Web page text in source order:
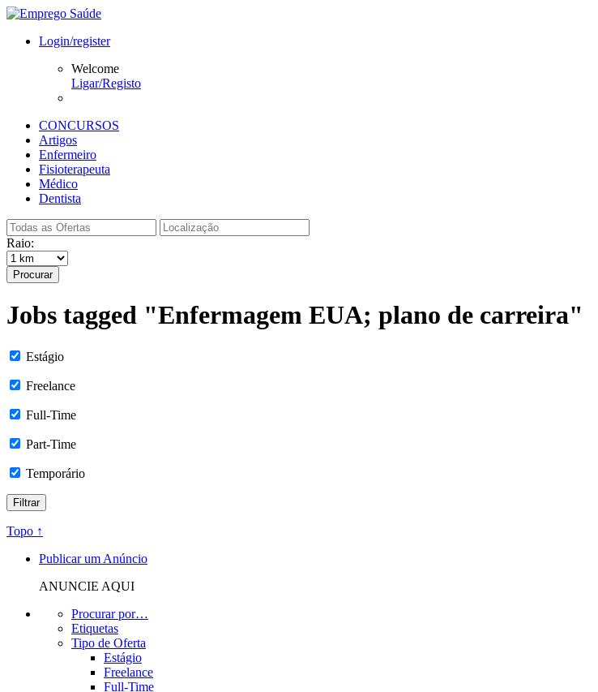
Login/register
Welcome
Ligar/Registo
CONCURSOS
Artigos
Enfermeiro
Fisioterapeuta
Médico
Dentista
Raio:
Procurar
Jobs tagged "Enfermagem EUA; plano de carreira"
Estágio
Freelance
Full-Time
Part-Time
Temporário
Topo ↑
Publicar um Anúncio
ANUNCIE AQUI
Procurar por…
Etiquetas
Tipo de Oferta
Estágio
Freelance
Full-Time